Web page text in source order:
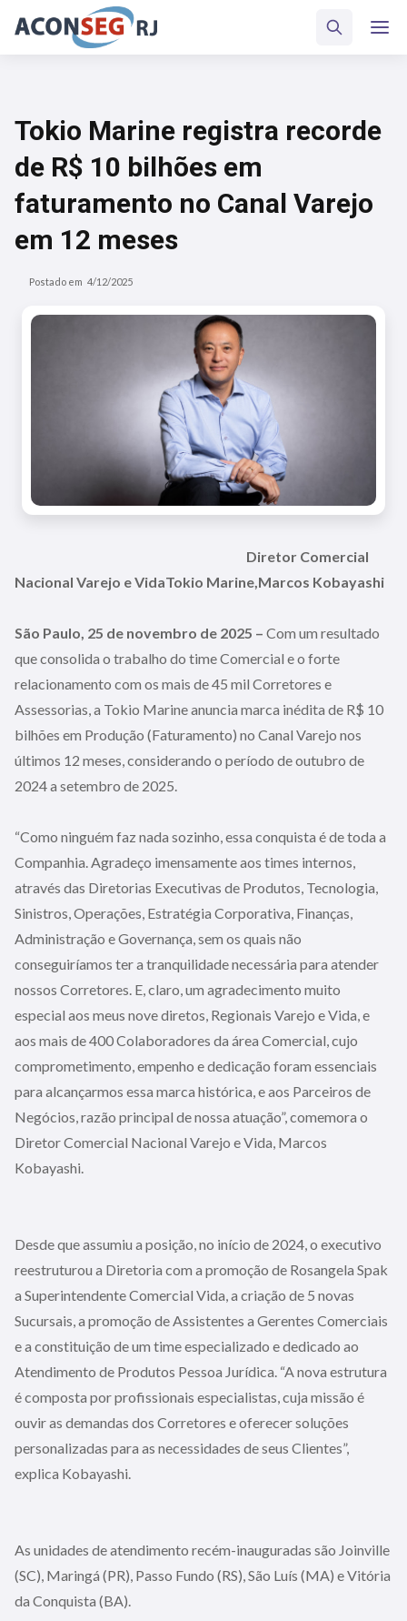
Tokio Marine registra recorde
de R$ 10 bilhões em
faturamento no Canal Varejo
em 12 meses
Postado em 4/12/2025
Diretor Comercial
Nacional Varejo e VidaTokio Marine,Marcos Kobayashi
São Paulo, 25 de novembro de 2025 – Com um resultado
que consolida o trabalho do time Comercial e o forte
relacionamento com os mais de 45 mil Corretores e
Assessorias, a Tokio Marine anuncia marca inédita de R$ 10
bilhões em Produção (Faturamento) no Canal Varejo nos
últimos 12 meses, considerando o período de outubro de
2024 a setembro de 2025.
“Como ninguém faz nada sozinho, essa conquista é de toda a
Companhia. Agradeço imensamente aos times internos,
através das Diretorias Executivas de Produtos, Tecnologia,
Sinistros, Operações, Estratégia Corporativa, Finanças,
Administração e Governança, sem os quais não
conseguiríamos ter a tranquilidade necessária para atender
nossos Corretores. E, claro, um agradecimento muito
especial aos meus nove diretos, Regionais Varejo e Vida, e
aos mais de 400 Colaboradores da área Comercial, cujo
comprometimento, empenho e dedicação foram essenciais
para alcançarmos essa marca histórica, e aos Parceiros de
Negócios, razão principal de nossa atuação”, comemora o
Diretor Comercial Nacional Varejo e Vida, Marcos
Kobayashi.
Desde que assumiu a posição, no início de 2024, o executivo
reestruturou a Diretoria com a promoção de Rosangela Spak
a Superintendente Comercial Vida, a criação de 5 novas
Sucursais, a promoção de Assistentes a Gerentes Comerciais
e a constituição de um time especializado e dedicado ao
Atendimento de Produtos Pessoa Jurídica. “A nova estrutura
é composta por profissionais especialistas, cuja missão é
ouvir as demandas dos Corretores e oferecer soluções
personalizadas para as necessidades de seus Clientes”,
explica Kobayashi.
As unidades de atendimento recém-inauguradas são Joinville
(SC), Maringá (PR), Passo Fundo (RS), São Luís (MA) e Vitória
da Conquista (BA).